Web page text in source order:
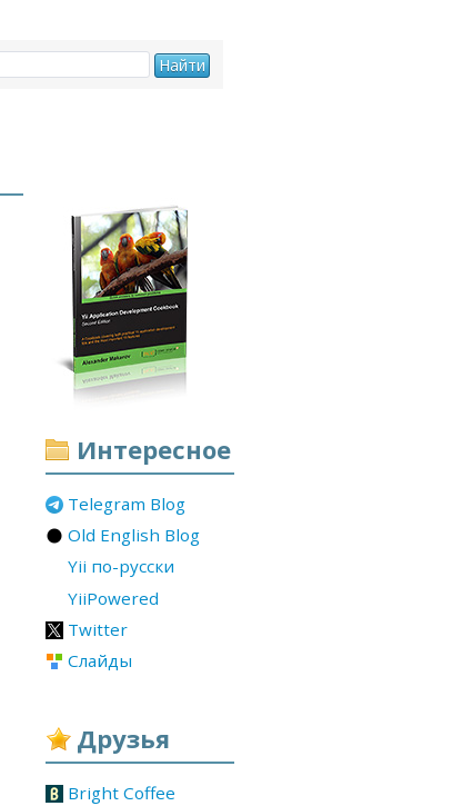
Интересное
Telegram Blog
Old English Blog
Yii по-русски
YiiPowered
Twitter
Слайды
Друзья
Bright Coffee